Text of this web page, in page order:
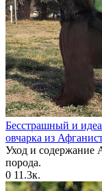
Бесстрашный и
овчарка из
Уход и содержание
порода.
0 11.3к.